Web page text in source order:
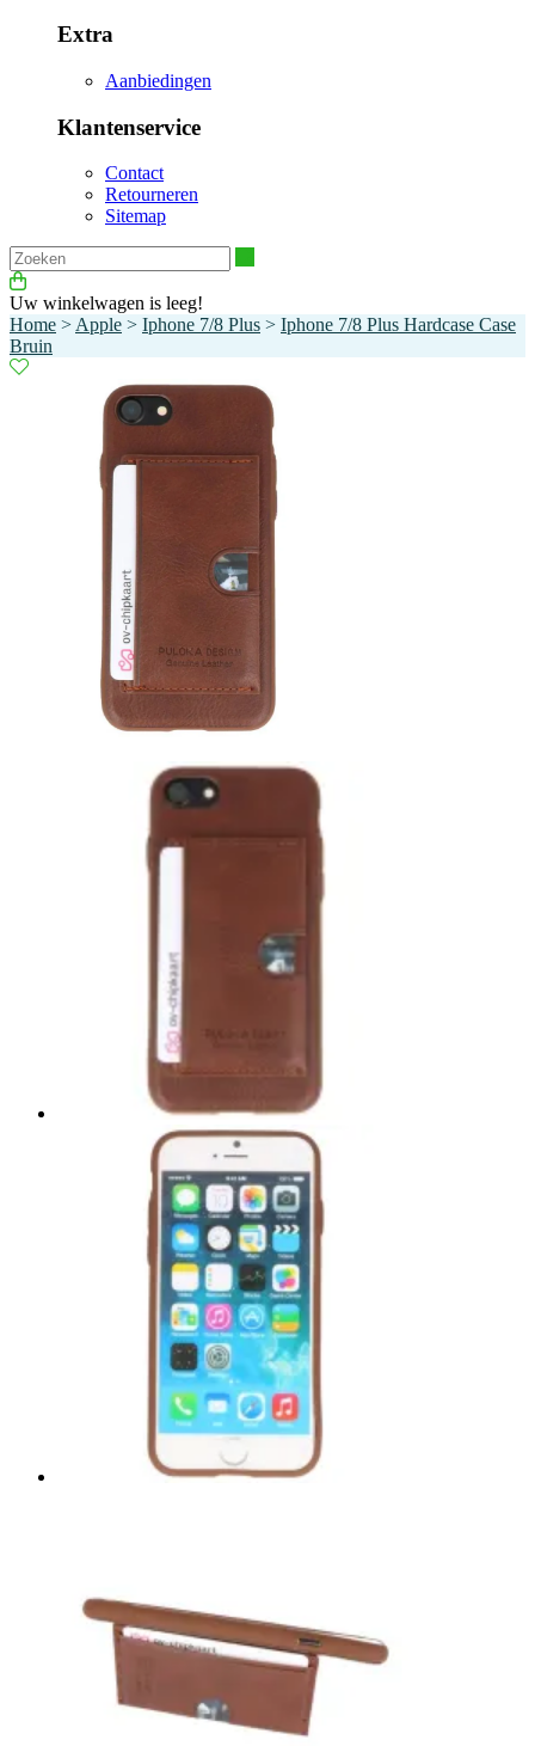
Extra
Aanbiedingen
Klantenservice
Contact
Retourneren
Sitemap
Uw winkelwagen is leeg!
Home > Apple > Iphone 7/8 Plus > Iphone 7/8 Plus Hardcase Case
Bruin